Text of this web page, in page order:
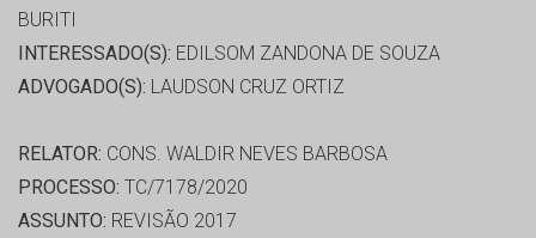
BURITI
INTERESSADO(S): EDILSOM ZANDONA DE SOUZA
ADVOGADO(S): LAUDSON CRUZ ORTIZ
RELATOR: CONS. WALDIR NEVES BARBOSA
PROCESSO: TC/7178/2020
ASSUNTO: REVISÃO 2017